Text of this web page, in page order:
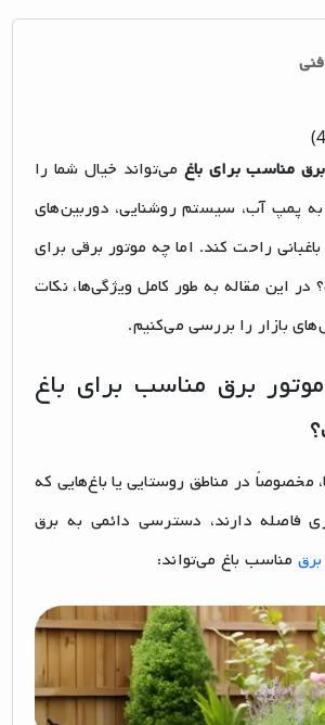
)
مناسب برای باغ می‌تواند خیال شما را
به پمپ آب، سیستم روشنایی، دوربین‌های
باغبانی راحت کند. اما چه موتور برقی برای
این مقاله به طور کامل ویژگی‌ها، نکات
بازار را بررسی می‌کنیم.
برق مناسب برای باغ
مخصوصاً در مناطق روستایی یا باغ‌هایی که
فاصله دارند، دسترسی دائمی به برق
مناسب باغ می‌تواند: